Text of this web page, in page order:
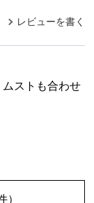
レビューを書く
ストも合わせ
）